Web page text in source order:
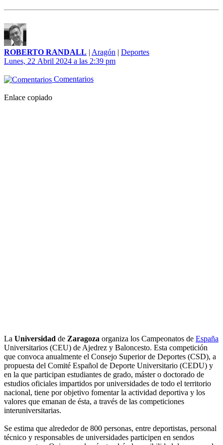
ROBERTO RANDALL | Aragón | Deportes
Lunes, 22 Abril 2024 a las 2:39 pm
Comentarios
Enlace copiado
La Universidad de Zaragoza organiza los Campeonatos de España
Universitarios (CEU) de Ajedrez y Baloncesto. Esta competición
que convoca anualmente el Consejo Superior de Deportes (CSD), a
propuesta del Comité Español de Deporte Universitario (CEDU) y
en la que participan estudiantes de grado, máster o doctorado de
estudios oficiales impartidos por universidades de todo el territorio
nacional, tiene por objetivo fomentar la actividad deportiva y los
valores que emanan de ésta, a través de las competiciones
interuniversitarias.
Se estima que alrededor de 800 personas, entre deportistas, personal
técnico y responsables de universidades participen en sendos